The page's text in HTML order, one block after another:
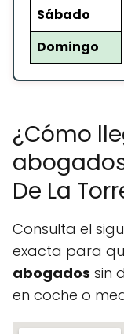
Sábado
Domingo
¿Cómo
De La
Consulta el
exacta para
abogados sin
en coche o